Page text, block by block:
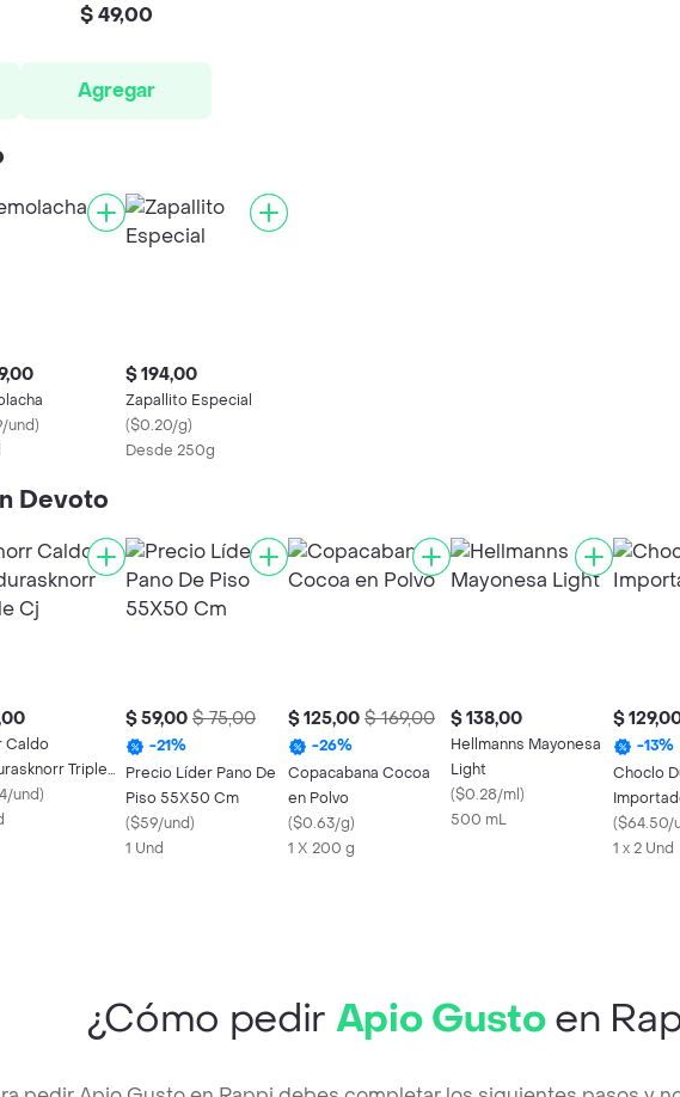
$ 49,00
Agregar
und)
$ 194,00
Zapallito Especial
($0.20/g)
Desde 250g
Devoto
Caldo
Triple
und)
$ 59,00 $ 75,00
-21%
Precio Líder Pano De
Piso 55X50 Cm
($59/und)
1 Und
$ 125,00 $ 169,00
-26%
Copacabana Cocoa
en Polvo
($0.63/g)
1 X 200 g
$ 138,00
Hellmanns Mayonesa
Light
($0.28/ml)
500 mL
$
-13%
Choclo
($64.50/
1 x 2 Und
¿Cómo pedir Apio Gustoen